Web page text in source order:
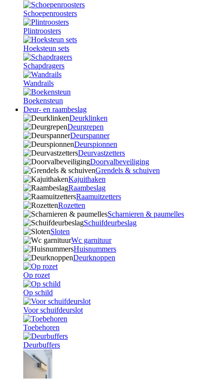
Schoepenroosters
Plintroosters
Hoeksteun sets
Schapdragers
Wandrails
Boekensteun
Deur- en raambeslag
Deurklinken
Deurgrepen
Deurspanner
Deurspionnen
Deurvastzetters
Doorvalbeveiliging
Grendels & schuiven
Kajuithaken
Raambeslag
Raamuitzetters
Rozetten
Scharnieren & paumelles
Schuifdeurbeslag
Sloten
Wc garnituur
Huisnummers
Deurknoppen
Op rozet
Op schild
Voor schuifdeurslot
Toebehoren
Deurbuffers